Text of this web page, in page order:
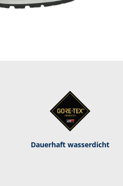
Dauerhaft was­ser­dicht